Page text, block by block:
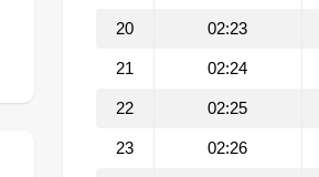
20 02:23
21 02:24
22 02:25
23 02:26